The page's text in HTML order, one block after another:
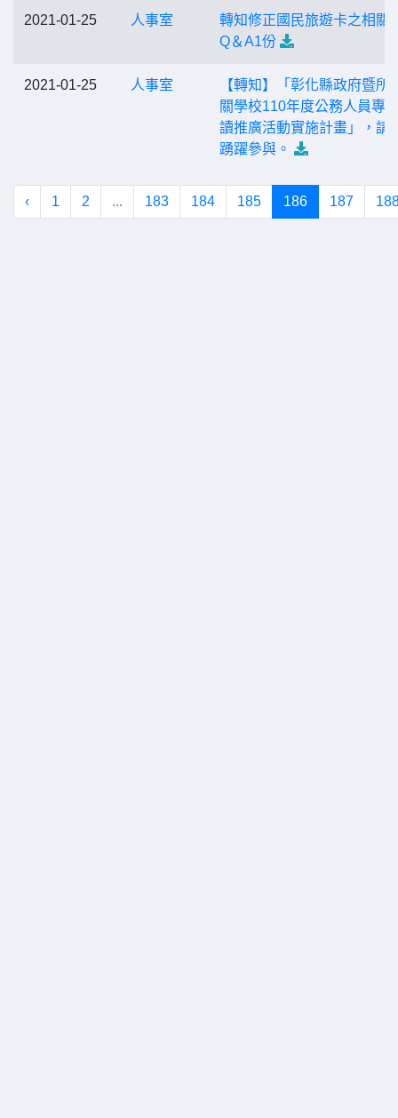
2021-01-25 人事室
轉知修正國民旅遊卡之相關
Q＆A1份
2021-01-25 人事室
【轉知】「彰化縣政府暨所
關學校110年度公務人員專
讀推廣活動實施計畫」，請
踴躍參與。
‹ 1 2 ... 183 184 185 186 187